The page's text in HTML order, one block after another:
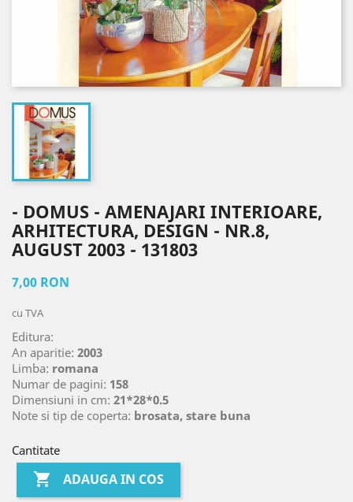
- DOMUS - AMENAJARI INTERIOARE,
ARHITECTURA, DESIGN - NR.8,
AUGUST 2003 - 131803
7,00 RON
cu TVA
Editura:
An aparitie: 2003
Limba: romana
Numar de pagini: 158
Dimensiuni in cm: 21*28*0.5
Note si tip de coperta: brosata, stare buna
Cantitate
 ADAUGA IN COS